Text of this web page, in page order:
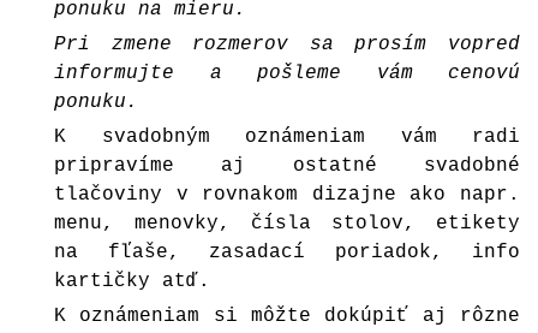
ponuku na mieru.
Pri zmene rozmerov sa prosím vopred
informujte a pošleme vám cenovú
ponuku.
K svadobným oznámeniam vám radi
pripravíme aj ostatné svadobné
tlačoviny v rovnakom dizajne ako napr.
menu, menovky, čísla stolov, etikety
na fľaše, zasadací poriadok, info
kartičky atď.
K oznámeniam si môžte dokúpiť aj rôzne